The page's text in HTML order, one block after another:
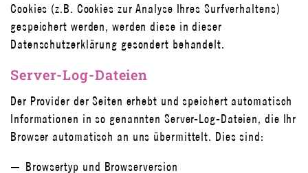
Cookies (z.B. Cookies zur Analyse Ihres Surfverhaltens)
gespeichert werden, werden diese in dieser
Datenschutzerklärung gesondert behandelt.
Server-Log-Dateien
Der Provider der Seiten erhebt und speichert automatisch
Informationen in so genannten Server-Log-Dateien, die Ihr
Browser automatisch an uns übermittelt. Dies sind:
Browsertyp und Browserversion